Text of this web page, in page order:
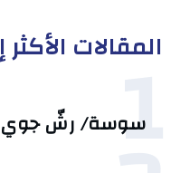
المقالات الأكثر
1
سوسة/ رشّ جوي